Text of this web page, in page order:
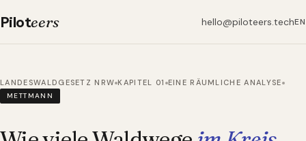
Piloteers hello@piloteers.techEN
LANDESWALDGESETZ NRW KAPITEL 01 EINE RÄUMLICHE ANALYSE
METTMANN